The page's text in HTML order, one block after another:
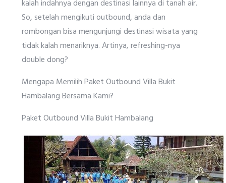
kalah indahnya dengan destinasi lainnya di tanah air.
So, setelah mengikuti outbound, anda dan
rombongan bisa mengunjungi destinasi wisata yang
tidak kalah menariknya. Artinya, refreshing-nya
double dong?
Mengapa Memilih Paket Outbound Villa Bukit
Hambalang Bersama Kami?
Paket Outbound Villa Bukit Hambalang